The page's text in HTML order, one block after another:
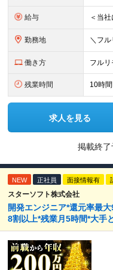
給与
勤務地
働き方 フル
残業時間 10時
求人を見る
掲載終了
NEW 正社員 面接情報有
スターソフト株式会社
開発エンジニア*還元率最
8割以上*残業月5時間*大手